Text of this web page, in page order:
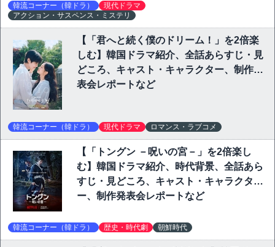
韓流コーナー（韓ドラ）
現代ドラマ
アクション・サスペンス・ミステリ
【「君へと続く僕のドリーム！」を2倍楽
しむ】韓国ドラマ紹介、全話あらすじ・見
どころ、キャスト・キャラクター、制作発
表会レポートなど
韓流コーナー（韓ドラ） 現代ドラマ ロマンス・ラブコメ
【「トングン －呪いの宮－」を2倍楽し
む】韓国ドラマ紹介、時代背景、全話あら
すじ・見どころ、キャスト・キャラクタ
ー、制作発表会レポートなど
韓流コーナー（韓ドラ） 歴史・時代劇 朝鮮時代